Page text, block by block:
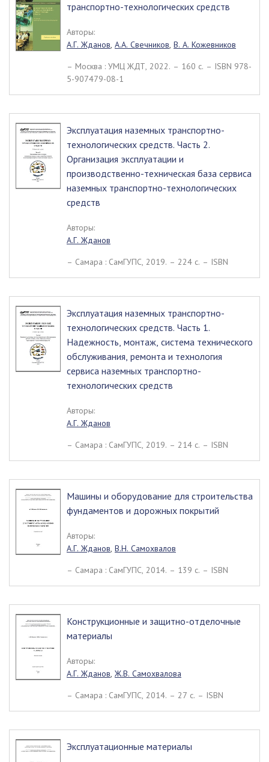
транспортно-технологических средств
Авторы:
А.Г. Жданов, А.А. Свечников, В. А. Кожевников
– Москва : УМЦ ЖДТ, 2022. – 160 c. – ISBN 978-
5-907479-08-1
Эксплуатация наземных транспортно-
технологических средств. Часть 2.
Организация эксплуатации и
производственно-техническая база сервиса
наземных транспортно-технологических
средств
Авторы:
А.Г. Жданов
– Самара : СамГУПС, 2019. – 224 c. – ISBN
Эксплуатация наземных транспортно-
технологических средств. Часть 1.
Надежность, монтаж, система технического
обслуживания, ремонта и технология
сервиса наземных транспортно-
технологических средств
Авторы:
А.Г. Жданов
– Самара : СамГУПС, 2019. – 214 c. – ISBN
Машины и оборудование для строительства
фундаментов и дорожных покрытий
Авторы:
А.Г. Жданов, В.Н. Самохвалов
– Самара : СамГУПС, 2014. – 139 c. – ISBN
Конструкционные и защитно-отделочные
материалы
Авторы:
А.Г. Жданов, Ж.В. Самохвалова
– Самара : СамГУПС, 2014. – 27 c. – ISBN
Эксплуатационные материалы